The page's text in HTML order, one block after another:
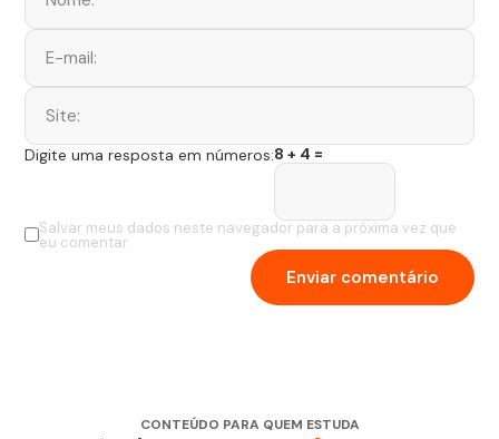
Salvar meus dados neste navegador para a próxima vez que
eu comentar.
Digite uma resposta em números:8 + 4 =
CONTEÚDO PARA QUEM ESTUDA